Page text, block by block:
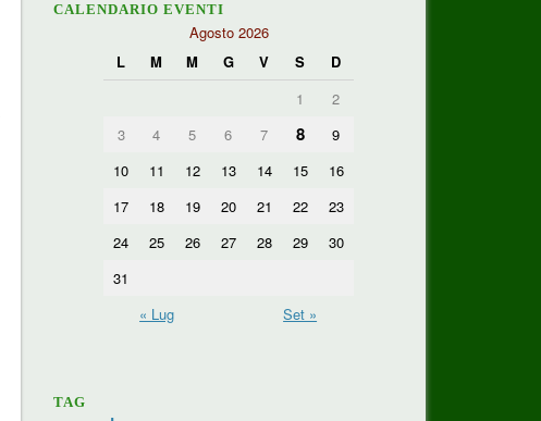
CALENDARIO EVENTI
Agosto 2026
L
M M G V S
D
1
2
3
4 5 6 7 8
9
10
11 12 13 14 15
16
17
18 19 20 21 22
23
24
25 26 27 28 29
30
31
« Lug
Set »
TAG